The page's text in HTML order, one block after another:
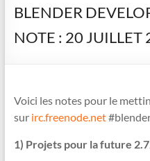
de
sur
BLENDER
NOTE : 20 JUILLET
Voici les notes pour le
sur irc.freenode.net
1) Projets pour la future